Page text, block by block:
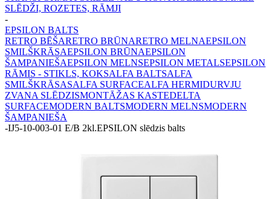
SLĒDŽI, ROZETES, RĀMJI
-
EPSILON BALTS
RETRO BĒŠARETRO BRŪNARETRO MELNAEPSILON
SMILŠKRĀSAEPSILON BRŪNAEPSILON
ŠAMPANIEŠAEPSILON MELNSEPSILON METALSEPSILON
RĀMIS - STIKLS, KOKSALFA BALTSALFA
SMILŠKRĀSASALFA SURFACEALFA HERMIDURVJU
ZVANA SLĒDZISMONTĀŽAS KASTEDELTA
SURFACEMODERN BALTSMODERN MELNSMODERN
ŠAMPANIEŠA
-IJ5-10-003-01 E/B 2kl.EPSILON slēdzis balts